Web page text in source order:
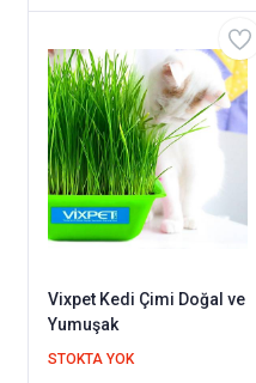
Vixpet Kedi Çimi Doğal ve
Yumuşak
STOKTA YOK